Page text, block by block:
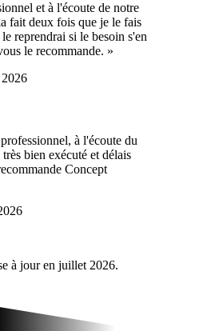
et à l'écoute de notre
fait deux fois que je le fais
reprendrai si le besoin s'en
le recommande. »
à l'écoute du
bien exécuté et délais
Concept
à jour en juillet 2026.